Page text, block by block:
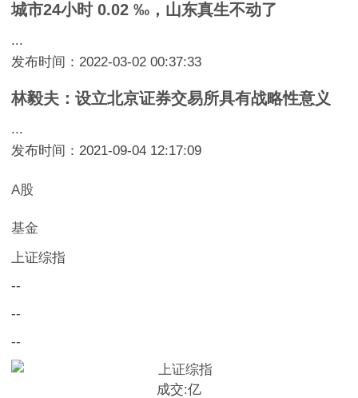
城市24小时 0.02 ‰，山东真生不动了
...
发布时间：2022-03-02 00:37:33
林毅夫：设立北京证券交易所具有战略性意义
...
发布时间：2021-09-04 12:17:09
A股
基金
上证综指
--
--
--
成交:亿